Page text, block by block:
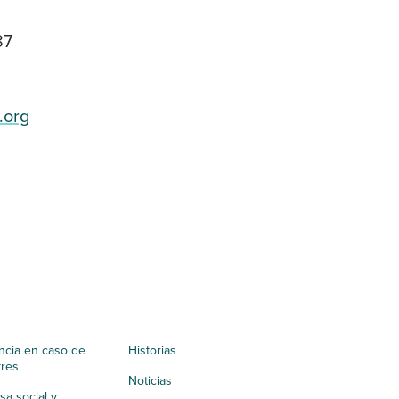
en caso de
Historias
Noticias